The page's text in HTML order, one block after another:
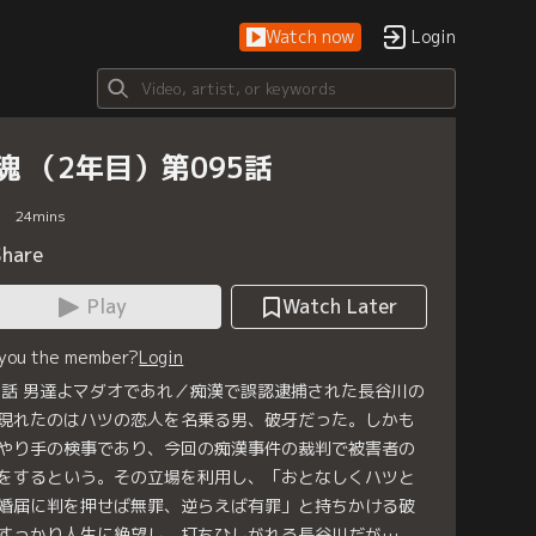
Watch now Login
（2年目）第095話
24mins
Play
Watch Later
the member?Login
男達よマダオであれ／痴漢で誤認逮捕された長谷川の
れたのはハツの恋人を名乗る男、破牙だった。しかも
り手の検事であり、今回の痴漢事件の裁判で被害者の
するという。その立場を利用し、「おとなしくハツと
届に判を押せば無罪、逆らえば有罪」と持ちかける破